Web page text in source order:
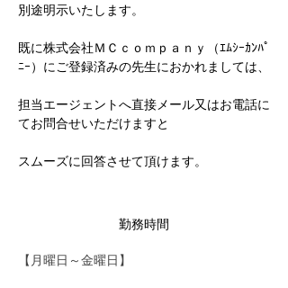
別途明示いたします。
既に株式会社ＭＣｃｏｍｐａｎｙ（ｴﾑｼｰｶﾝﾊﾟ
ﾆｰ）にご登録済みの先生におかれましては、
担当エージェントへ直接メール又はお電話に
てお問合せいただけますと
スムーズに回答させて頂けます。
勤務時間
【月曜日～金曜日】